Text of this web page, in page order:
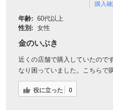
購入
年齢: 60代以上
性別: 女性
金のいぶき
近くの店舗で購入していたので
なり困っていました。こちらで
役に立った 0